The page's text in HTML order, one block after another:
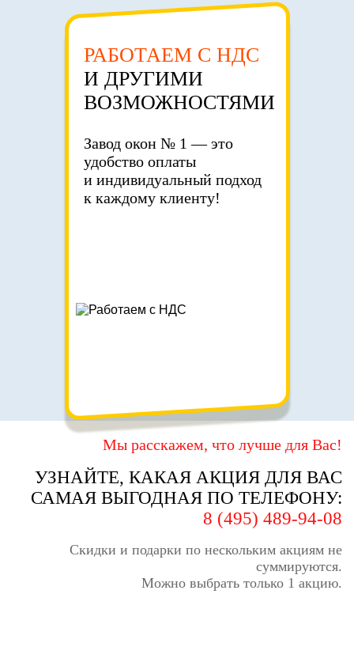
РАБОТАЕМ С НДС
И ДРУГИМИ
ВОЗМОЖНОСТЯМИ
Завод окон № 1 — это
удобство оплаты
и индивидуальный подход
к каждому клиенту!
Мы расскажем, что лучше для Вас!
УЗНАЙТЕ, КАКАЯ АКЦИЯ ДЛЯ ВАС
САМАЯ ВЫГОДНАЯ ПО ТЕЛЕФОНУ:
8 (495) 489-94-08
Скидки и подарки по нескольким акциям не
суммируются.
Можно выбрать только 1 акцию.